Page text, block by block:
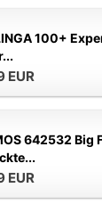
100+
EUR
642532 Big
EUR